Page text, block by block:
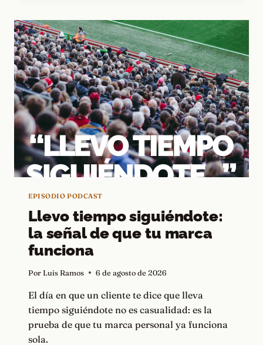
QUE
SER
EL
MEJOR
EPISODIO PODCAST
Llevo tiempo siguiéndote:
la señal de que tu marca
funciona
Por Luis Ramos 6 de agosto de 2026
El día en que un cliente te dice que lleva
tiempo siguiéndote no es casualidad: es la
prueba de que tu marca personal ya funciona
sola.